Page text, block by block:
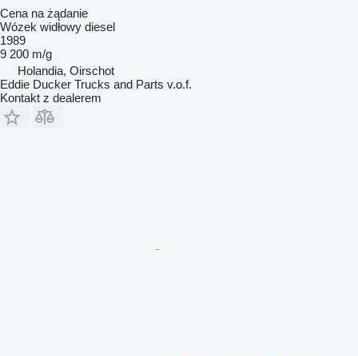
Cena na żądanie
Wózek widłowy diesel
1989
9 200 m/g
Holandia, Oirschot
Eddie Ducker Trucks and Parts v.o.f.
Kontakt z dealerem